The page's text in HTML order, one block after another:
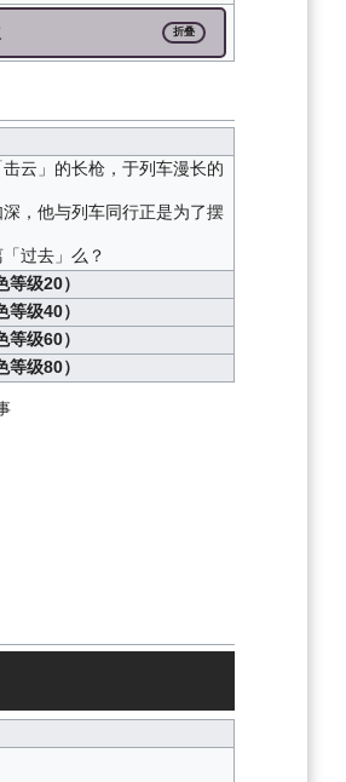
折叠
云」的长枪，于列车漫长的
，他与列车同行正是为了摆
过去」么？
级20）
级40）
级60）
级80）